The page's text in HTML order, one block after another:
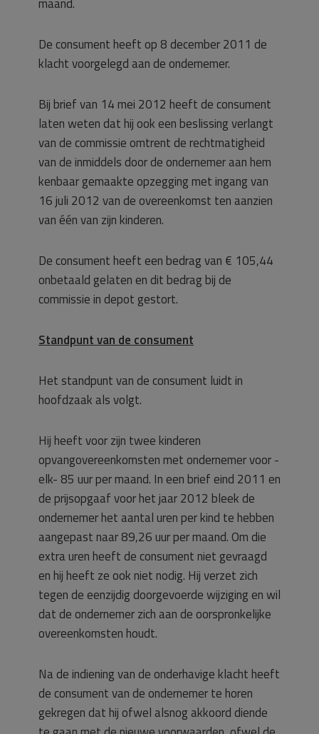
De consument heeft op 8 december 2011 de
klacht voorgelegd aan de ondernemer.
Bij brief van 14 mei 2012 heeft de consument
laten weten dat hij ook een beslissing verlangt
van de commissie omtrent de rechtmatigheid
van de inmiddels door de ondernemer aan hem
kenbaar gemaakte opzegging met ingang van
16 juli 2012 van de overeenkomst ten aanzien
van één van zijn kinderen.
De consument heeft een bedrag van € 105,44
onbetaald gelaten en dit bedrag bij de
commissie in depot gestort.
Standpunt van de consument
Het standpunt van de consument luidt in
hoofdzaak als volgt.
Hij heeft voor zijn twee kinderen
opvangovereenkomsten met ondernemer voor -
elk- 85 uur per maand. In een brief eind 2011 en
de prijsopgaaf voor het jaar 2012 bleek de
ondernemer het aantal uren per kind te hebben
aangepast naar 89,26 uur per maand. Om die
extra uren heeft de consument niet gevraagd
en hij heeft ze ook niet nodig. Hij verzet zich
tegen de eenzijdig doorgevoerde wijziging en wil
dat de ondernemer zich aan de oorspronkelijke
overeenkomsten houdt.
Na de indiening van de onderhavige klacht heeft
de consument van de ondernemer te horen
gekregen dat hij ofwel alsnog akkoord diende